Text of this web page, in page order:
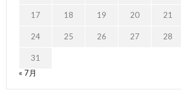
17 18 19 20 21
24 25 26 27 28
31
« 7月